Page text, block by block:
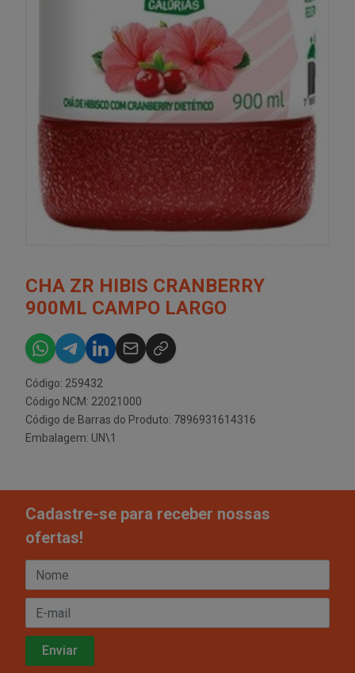
CHA ZR HIBIS CRANBERRY
900ML CAMPO LARGO
Código: 259432
Código NCM: 22021000
Código de Barras do Produto: 7896931614316
Embalagem: UN\1
Cadastre-se para receber nossas
ofertas!